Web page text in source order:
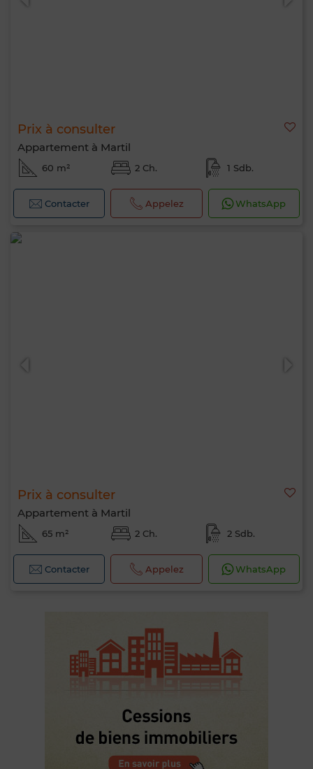
Prix à consulter
Appartement à Martil
60 m² 2 Ch. 1 Sdb.
Contacter Appelez WhatsApp
Prix à consulter
Appartement à Martil
65 m² 2 Ch. 2 Sdb.
Contacter Appelez WhatsApp